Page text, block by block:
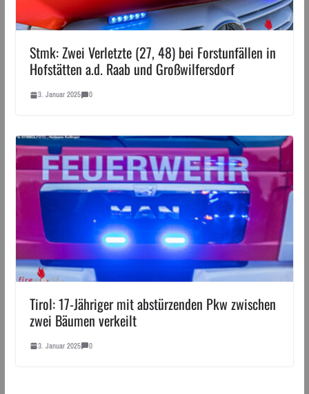
Stmk: Zwei Verletzte (27, 48) bei Forstunfällen in
Hofstätten a.d. Raab und Großwilfersdorf
3. Januar 2025 0
Tirol: 17-Jähriger mit abstürzenden Pkw zwischen
zwei Bäumen verkeilt
3. Januar 2025 0